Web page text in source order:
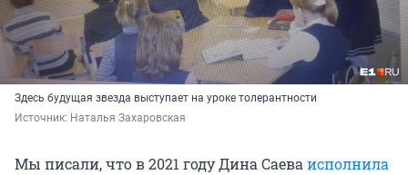
Здесь будущая звезда выступает на уроке толерантности
Источник: Наталья Захаровская
Мы писали, что в 2021 году Дина Саева исполнила